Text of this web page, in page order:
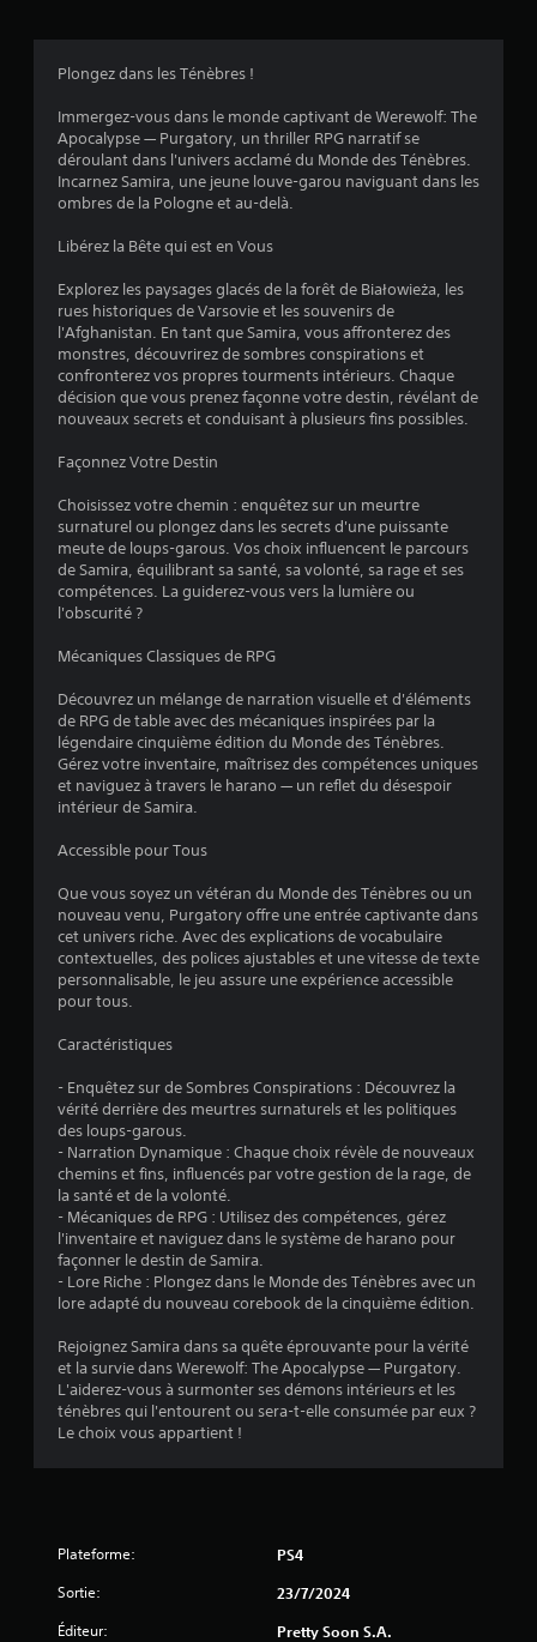
o
l
e
u
r
5
0
i
s
)
Plongez dans les Ténèbres !
Immergez-vous dans le monde captivant de Werewolf: The
Apocalypse — Purgatory, un thriller RPG narratif se
déroulant dans l'univers acclamé du Monde des Ténèbres.
Incarnez Samira, une jeune louve-garou naviguant dans les
ombres de la Pologne et au-delà.
Libérez la Bête qui est en Vous
Explorez les paysages glacés de la forêt de Białowieża, les
rues historiques de Varsovie et les souvenirs de
l'Afghanistan. En tant que Samira, vous affronterez des
monstres, découvrirez de sombres conspirations et
confronterez vos propres tourments intérieurs. Chaque
décision que vous prenez façonne votre destin, révélant de
nouveaux secrets et conduisant à plusieurs fins possibles.
Façonnez Votre Destin
Choisissez votre chemin : enquêtez sur un meurtre
surnaturel ou plongez dans les secrets d'une puissante
meute de loups-garous. Vos choix influencent le parcours
de Samira, équilibrant sa santé, sa volonté, sa rage et ses
compétences. La guiderez-vous vers la lumière ou
l'obscurité ?
Mécaniques Classiques de RPG
Découvrez un mélange de narration visuelle et d'éléments
de RPG de table avec des mécaniques inspirées par la
légendaire cinquième édition du Monde des Ténèbres.
Gérez votre inventaire, maîtrisez des compétences uniques
et naviguez à travers le harano — un reflet du désespoir
intérieur de Samira.
Accessible pour Tous
Que vous soyez un vétéran du Monde des Ténèbres ou un
nouveau venu, Purgatory offre une entrée captivante dans
cet univers riche. Avec des explications de vocabulaire
contextuelles, des polices ajustables et une vitesse de texte
personnalisable, le jeu assure une expérience accessible
pour tous.
Caractéristiques
- Enquêtez sur de Sombres Conspirations : Découvrez la
vérité derrière des meurtres surnaturels et les politiques
des loups-garous.
- Narration Dynamique : Chaque choix révèle de nouveaux
chemins et fins, influencés par votre gestion de la rage, de
la santé et de la volonté.
- Mécaniques de RPG : Utilisez des compétences, gérez
l'inventaire et naviguez dans le système de harano pour
façonner le destin de Samira.
- Lore Riche : Plongez dans le Monde des Ténèbres avec un
lore adapté du nouveau corebook de la cinquième édition.
Rejoignez Samira dans sa quête éprouvante pour la vérité
et la survie dans Werewolf: The Apocalypse — Purgatory.
L'aiderez-vous à surmonter ses démons intérieurs et les
ténèbres qui l'entourent ou sera-t-elle consumée par eux ?
Le choix vous appartient !
Plateforme: PS4
Sortie: 23/7/2024
Éditeur: Pretty Soon S.A.